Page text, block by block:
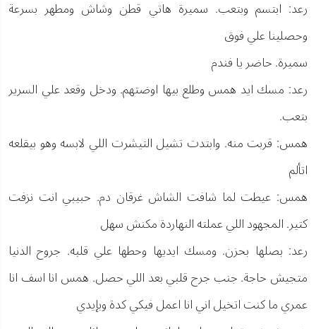
رعد: ابتسم وبتعب. سميرة هاتي قطن وشاش ومطهر بسرعة
وحصلينا علي فوق
سميرة. حاضر يا فندم
رعد: مسك ايد همس وطلع بيها اوضتهم. ودخل وقعد علي السرير
بتعب.
همس: قربت منه. وابتدت تشيل التيشرت اللي لابسه وهو بيقلعه
اتألم
همس: عيطت لما شافت الشاش غرقان دم. حبيبي انت نزفت
كتير. المجهود اللي عملته النهاردة مكنش سهل
رعد: بصلها بحزن. ومسك ايديها وحطها علي قلبه. جروح الدنيا
متجيش حاجة. جنب جرح قلبي بعد اللي حصل. همس انا اسف انا
عمري ما كنت اتخيل اني انا اعمل فيكي كدة وبإيدي